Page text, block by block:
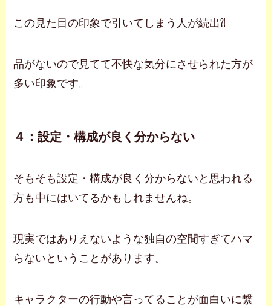
この見た目の印象で引いてしまう人が続出⁈
品がないので見てて不快な気分にさせられた方が
多い印象です。
４：設定・構成が良く分からない
そもそも設定・構成が良く分からないと思われる
方も中にはいてるかもしれませんね。
現実ではありえないような独自の空間すぎてハマ
らないということがあります。
キャラクターの行動や言ってることが面白いに繋